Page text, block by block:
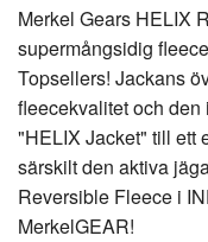
Merkel Gears HELIX
supermångsidig
Topsellers! Jackans
fleecekvalitet och
"HELIX Jacket" till ett
särskilt den aktiva
Reversible Fleece i
MerkelGEAR!